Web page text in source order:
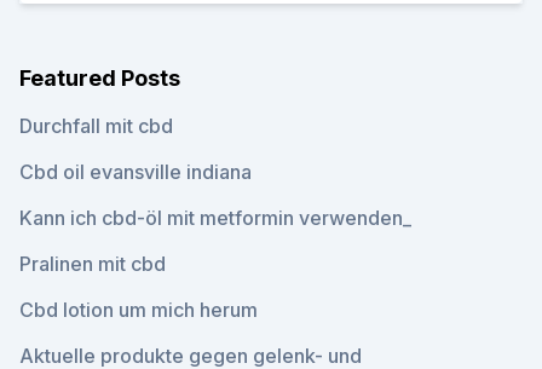
Featured Posts
Durchfall mit cbd
Cbd oil evansville indiana
Kann ich cbd-öl mit metformin verwenden_
Pralinen mit cbd
Cbd lotion um mich herum
Aktuelle produkte gegen gelenk- und